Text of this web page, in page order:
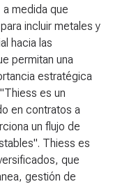
medida que
incluir metales y
hacia las
permitan una
estratégica
es un
en contratos a
un flujo de
Thiess es
que
gestión de